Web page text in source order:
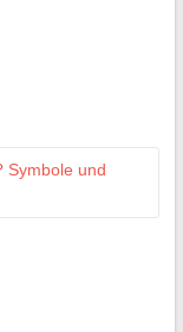
Symbole und